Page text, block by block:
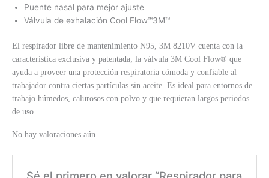
Puente nasal para mejor ajuste
Válvula de exhalación Cool Flow™3M™
El respirador libre de mantenimiento N95, 3M 8210V cuenta con la
característica exclusiva y patentada; la válvula 3M Cool Flow® que
ayuda a proveer una protección respiratoria cómoda y confiable al
trabajador contra ciertas partículas sin aceite. Es ideal para entornos de
trabajo húmedos, calurosos con polvo y que requieran largos periodos
de uso.
No hay valoraciones aún.